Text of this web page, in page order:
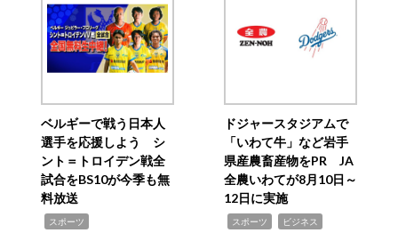
ベルギーで戦う日本人
選手を応援しよう シ
ント＝トロイデン戦全
試合をBS10が今季も無
料放送
スポーツ
ドジャースタジアムで
「いわて牛」など岩手
県産農畜産物をPR JA
全農いわてが8月10日～
12日に実施
スポーツ ビジネス